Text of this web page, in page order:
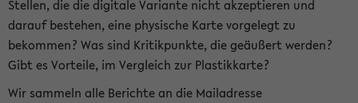
Stellen, die die digitale Variante nicht akzeptieren und
darauf bestehen, eine physische Karte vorgelegt zu
bekommen? Was sind Kritikpunkte, die geäußert werden?
Gibt es Vorteile, im Vergleich zur Plastikkarte?
Wir sammeln alle Berichte an die Mailadresse